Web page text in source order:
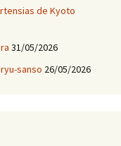
de Kyoto
31/05/2026
sanso 26/05/2026